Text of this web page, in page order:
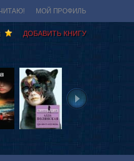
МОЙ ПРОФИЛЬ
ДОБАВИТЬ КНИГУ